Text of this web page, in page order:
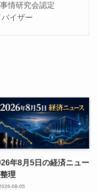
情研究会認定
バイザー
年8月5日の経済ニュー
理
08-05